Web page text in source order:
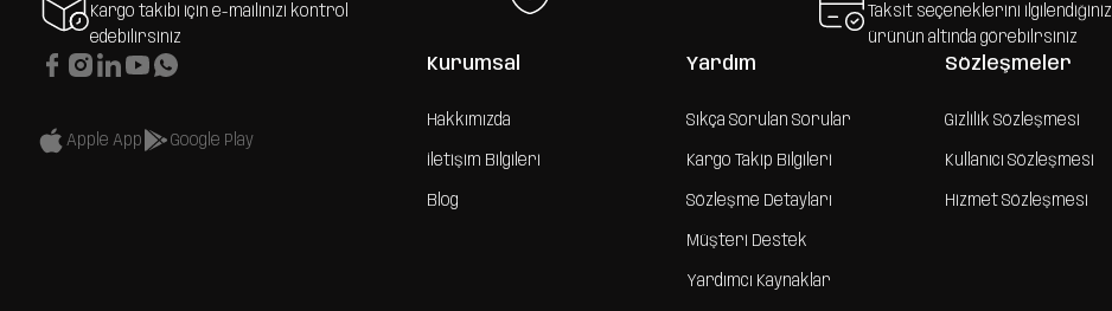
Kargo takibi için e-mailinizi kontrol
edebilirsiniz
Taksit seçeneklerini ilgilendiğiniz
ürünün altında görebilrsiniz
Apple App Google Play
Kurumsal
Hakkımızda
İletişim Bilgileri
Blog
Yardım
Sıkça Sorulan Sorular
Kargo Takip Bilgileri
Sözleşme Detayları
Müşteri Destek
Yardımcı Kaynaklar
Sözleşmeler
Gizlilik Sözleşmesi
Kullanıcı Sözleşmesi
Hizmet Sözleşmesi